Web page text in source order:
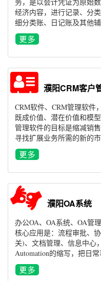
经济内容，进行记录、分
细分类账、日记账及其他
濮阳CRM客户
CRM软件、CRM管理软件
既成价值、潜在价值和模
管理软件的目标是缩减销
寻找扩展业务所需的新的
濮阳OA系统
办公OA、OA系统、OA管
核心应用是：流程审批、
关)、文档管理、信息中心
Automation的缩写，把日